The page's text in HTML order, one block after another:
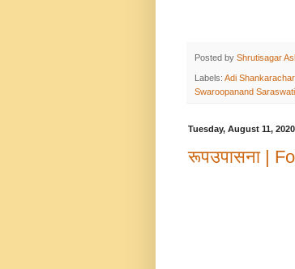
Posted by Shrutisagar
Labels: Adi
Swaroopanand Saraswati
Tuesday, August 11, 2020
रूपउपासना |